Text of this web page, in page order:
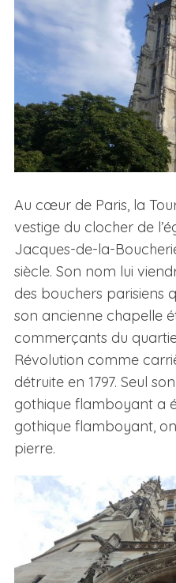
Au cœur de Paris, la
vestige du clocher de
Jacques-de-la-
siècle. Son nom lui
des bouchers parisiens
son ancienne chapelle
commerçants du
Révolution comme
détruite en 1797. Seul
gothique flamboyant a
gothique flamboyant,
pierre.